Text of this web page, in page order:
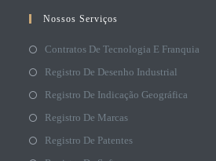
Nossos Serviços
Contratos De Tecnologia E Franquia
Registro De Desenho Industrial
Registro De Indicação Geográfica
Registro De Marcas
Registro De Patentes